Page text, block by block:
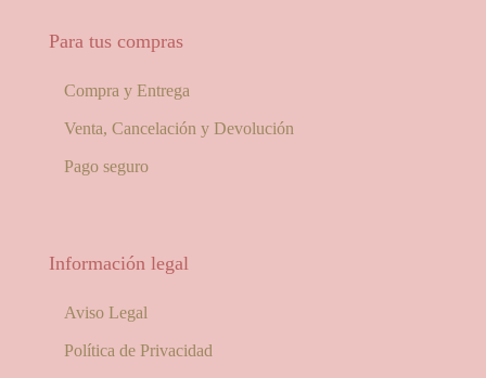
Para tus compras
Compra y Entrega
Venta, Cancelación y Devolución
Pago seguro
Información legal
Aviso Legal
Política de Privacidad